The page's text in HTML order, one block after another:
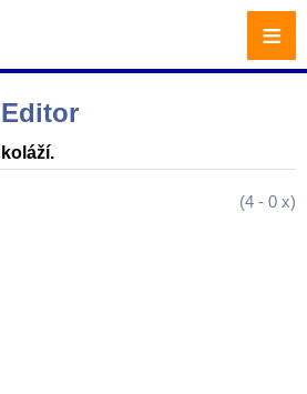
(4 - 0 x)
≡